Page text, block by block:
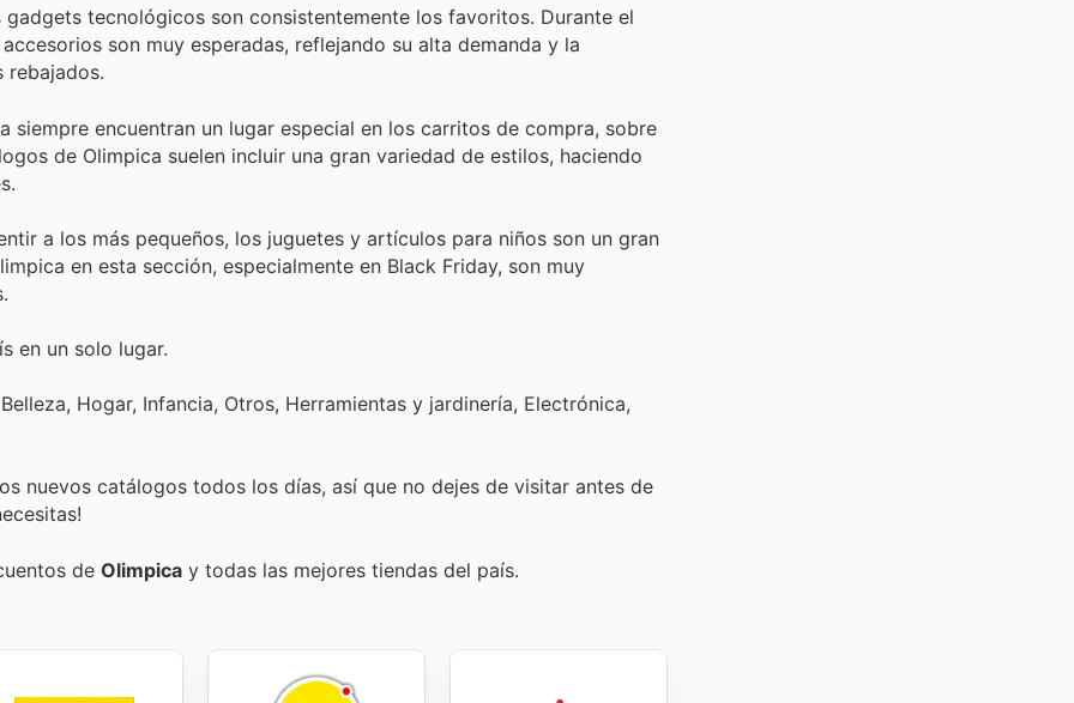
tecnológicos son consistentemente los favoritos. Durante el
son muy esperadas, reflejando su alta demanda y la
encuentran un lugar especial en los carritos de compra, sobre
de Olimpica suelen incluir una gran variedad de estilos, haciendo
a los más pequeños, los juguetes y artículos para niños son un gran
en esta sección, especialmente en Black Friday, son muy
en un solo lugar.
Hogar, Infancia, Otros, Herramientas y jardinería, Electrónica,
nuevos catálogos todos los días, así que no dejes de visitar antes de
de Olimpica y todas las mejores tiendas del país.